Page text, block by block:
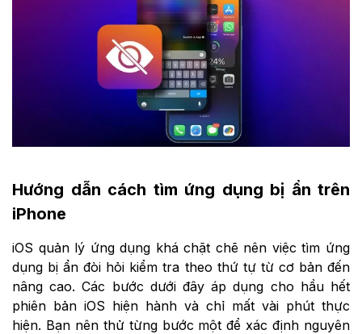
Hướng dẫn cách tìm ứng dụng bị ẩn trên
iPhone
iOS quản lý ứng dụng khá chặt chẽ nên việc tìm ứng
dụng bị ẩn đòi hỏi kiểm tra theo thứ tự từ cơ bản đến
nâng cao. Các bước dưới đây áp dụng cho hầu hết
phiên bản iOS hiện hành và chỉ mất vài phút thực
hiện. Bạn nên thử từng bước một để xác định nguyên